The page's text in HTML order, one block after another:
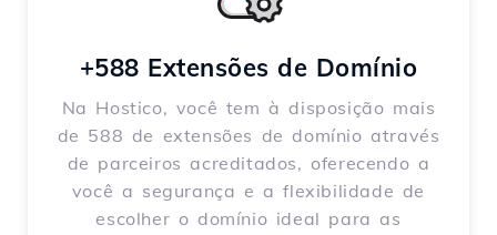
+588 Extensões de Domínio
Na Hostico, você tem à disposição mais
de 588 de extensões de domínio através
de parceiros acreditados, oferecendo a
você a segurança e a flexibilidade de
escolher o domínio ideal para as